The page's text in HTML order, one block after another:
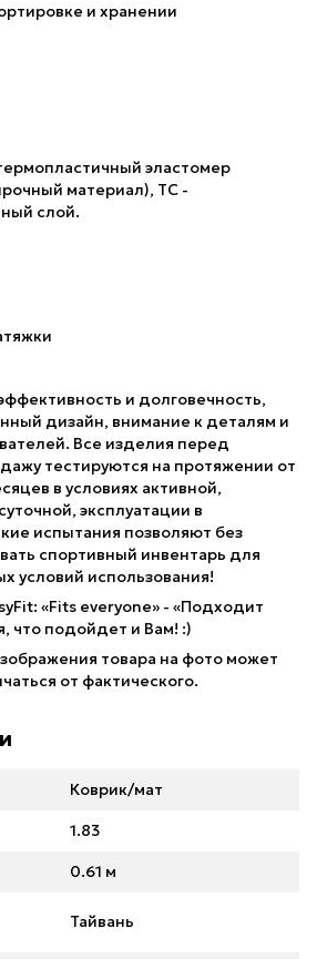
и хранении
эластомер
материал), TC -
слой.
и долговечность,
дизайн, внимание к деталям и
Все изделия перед
тестируются на протяжении от
в условиях активной,
эксплуатации в
испытания позволяют без
спортивный инвентарь для
условий использования!
«Fits everyone» - «Подходит
что подойдет и Вам! :)
товара на фото может
от фактического.
Коврик/мат
1.83
0.61 м
Тайвань